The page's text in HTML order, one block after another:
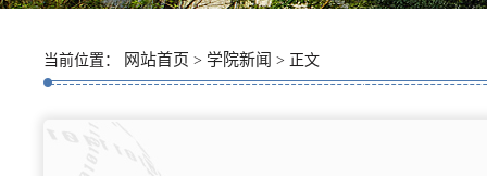
当前位置： 网站首页 > 学院新闻 > 正文